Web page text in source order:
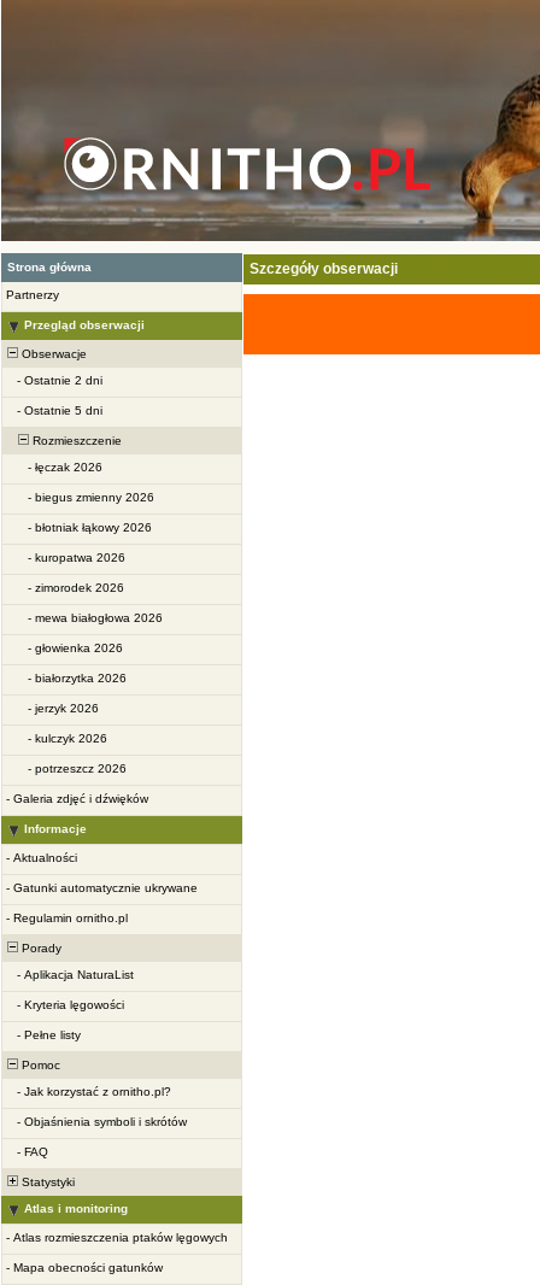
Strona główna
Partnerzy
Przegląd obserwacji
Obserwacje
- Ostatnie 2 dni
- Ostatnie 5 dni
Rozmieszczenie
- łęczak 2026
- biegus zmienny 2026
- błotniak łąkowy 2026
- kuropatwa 2026
- zimorodek 2026
- mewa białogłowa 2026
- głowienka 2026
- białorzytka 2026
- jerzyk 2026
- kulczyk 2026
- potrzeszcz 2026
- Galeria zdjęć i dźwięków
Informacje
- Aktualności
- Gatunki automatycznie ukrywane
- Regulamin ornitho.pl
Porady
- Aplikacja NaturaList
- Kryteria lęgowości
- Pełne listy
Pomoc
- Jak korzystać z ornitho.pl?
- Objaśnienia symboli i skrótów
- FAQ
Statystyki
Atlas i monitoring
- Atlas rozmieszczenia ptaków lęgowych
- Mapa obecności gatunków
Szczegóły obserwacji